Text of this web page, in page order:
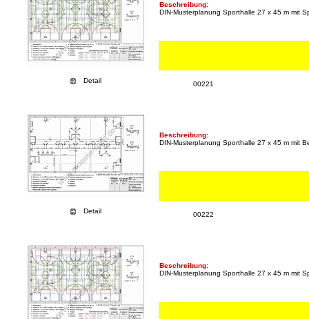
Detail
Beschreibung:
DIN-Musterplanung Sporthalle 27 x 45 m mit
00221
Detail
Beschreibung:
DIN-Musterplanung Sporthalle 27 x 45 m mit
00222
Beschreibung:
DIN-Musterplanung Sporthalle 27 x 45 m mit